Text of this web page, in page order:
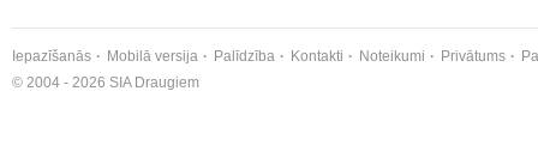
Iepazīšanās Mobilā versija Palīdzība Kontakti Noteikumi Privātums
© 2004 - 2026 SIA Draugiem